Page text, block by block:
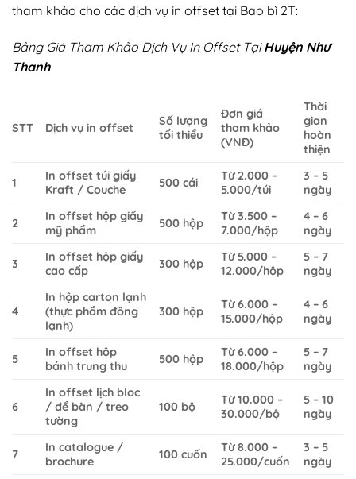
tham khảo cho các dịch vụ in offset tại Bao bì 2T:
Bảng Giá Tham Khảo Dịch Vụ In Offset TạiHuyện Như
Thanh
STT Dịch vụ in offset
Số lượng
tối thiểu
Đơn giá
tham khảo
(VNĐ)
Thời
gian
hoàn
thiện
1
In offset túi giấy
Kraft / Couche
500 cái
Từ 2.000 –
5.000/túi
3 – 5
ngày
2
In offset hộp giấy
mỹ phẩm
500 hộp
Từ 3.500 –
7.000/hộp
4 – 6
ngày
3
In offset hộp giấy
cao cấp
300 hộp
Từ 5.000 –
12.000/hộp
5 – 7
ngày
4
In hộp carton lạnh
(thực phẩm đông
lạnh)
300 hộp
Từ 6.000 –
15.000/hộp
4 – 6
ngày
5
In offset hộp
bánh trung thu
500 hộp
Từ 6.000 –
18.000/hộp
5 – 7
ngày
6
In offset lịch bloc
/ để bàn / treo
tường
100 bộ
Từ 10.000 –
30.000/bộ
5 – 10
ngày
7
In catalogue /
brochure
100 cuốn
Từ 8.000 –
25.000/cuốn
3 – 5
ngày